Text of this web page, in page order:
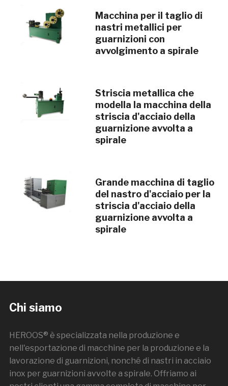
Macchina per il taglio di
nastri metallici per
guarnizioni con
avvolgimento a spirale
Striscia metallica che
modella la macchina della
striscia d'acciaio della
guarnizione avvolta a
spirale
Grande macchina di taglio
del nastro d'acciaio per la
striscia d'acciaio della
guarnizione avvolta a
spirale
Chi siamo
HEROOS® è specializzata nella produzione e
nell'esportazione di macchine per la produzione e la
lavorazione di guarnizioni, nonché di nastri in acciaio
inox per guarnizioni avvolte a spirale. Offriamo ai